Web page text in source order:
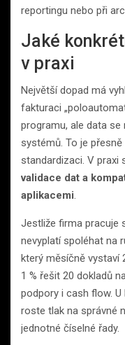
reportingu nebo při
Jaké
v praxi
Největší dopad má
fakturaci
programu, ale data se
systémů. To je
standardizaci. V praxi
validace dat a
aplikacemi.
Jestliže firma pracuje
nevyplatí spoléhat na
který měsíčně vystaví
1 % řešit 20 dokladů
podpory i cash flow.
roste tlak na správné
jednotné číselné řady.